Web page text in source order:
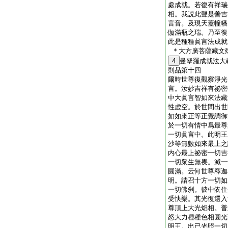
處成就。若復有祥
相。我説此聲是善
言音。及現天蓋幢
伽滿瓶之瑞。乃至
此是種種眞言法成
＊大方廣菩薩藏文
4 曼拏羅成就法
則品第十四
爾時世尊復觀察淨
言。汝妙吉祥有祕
中大眞言智如來法
性虚空。於世間出
如如來正等正覺調
於一切有情中爲最
一切眞言中。此明
沙等無數如來最上
内心最上祕密一切
一切衆生無畏。滅
圓滿。云何世尊釋
明。請召十方一切
一切佛刹。彼中依
受快樂。其光復還
尊頂上大光焔相。
怒大力種種色相圓
明王。出已光照一